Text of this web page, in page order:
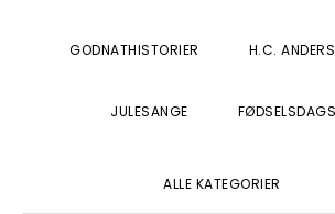
GODNATHISTORIER H.C.
JULESANGE
ALLE KATEGORIER